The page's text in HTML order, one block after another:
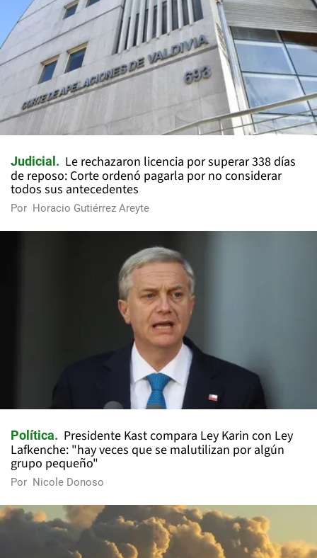
Judicial
Le rechazaron licencia por superar 338 días
de reposo: Corte ordenó pagarla por no considerar
todos sus antecedentes
Por Horacio Gutiérrez Areyte
Política
Presidente Kast compara Ley Karin con Ley
Lafkenche: "hay veces que se malutilizan por algún
grupo pequeño"
Por Nicole Donoso